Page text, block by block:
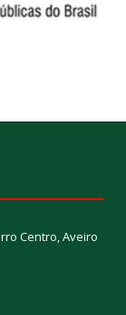
Centro, Aveiro